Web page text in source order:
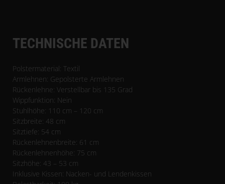
TECHNISCHE DATEN
Polstermaterial: Textil
Armlehnen: Gepolsterte Armlehnen
Rückenlehne: Verstellbar bis 135 Grad
Wippfunktion: Nein
Stuhlhöhe: 110 cm – 120 cm
Sitzbreite: 48 cm
Sitztiefe: 54 cm
Rückenlehnenbreite: 61 cm
Rückenlehnenhöhe: 75 cm
Sitzhöhe: 43 – 53 cm
Inklusive Kissen: Nacken- und Lendenkissen